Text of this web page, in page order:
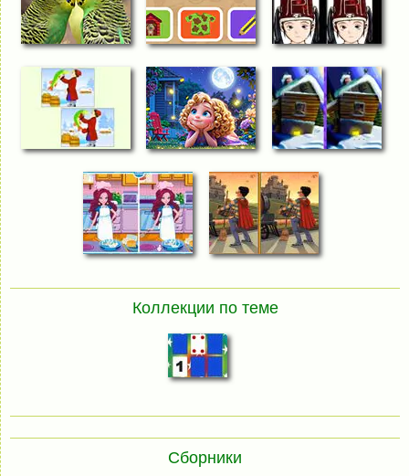
Коллекции по теме
Сборники